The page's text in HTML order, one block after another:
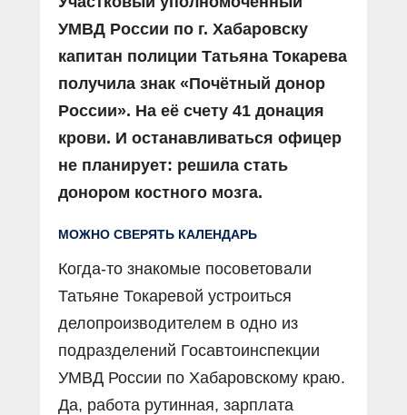
УМВД России по г. Хабаровску
капитан полиции Татьяна Токарева
получила знак «Почётный донор
России». На её счету 41 донация
крови. И останавливаться офицер
не планирует: решила стать
донором костного мозга.
МОЖНО СВЕРЯТЬ КАЛЕНДАРЬ
Когда-то знакомые посоветовали
Татьяне Токаревой устроиться
делопроизводителем в одно из
подразделений Госавтоинспекции
УМВД России по Хабаровскому краю.
Да, работа рутинная, зарплата